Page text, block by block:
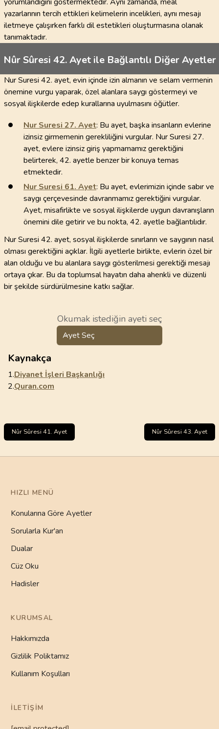
yazarlarının tercih ettikleri kelimelerin incelikleri, aynı mesajı
iletmeye çalışırken farklı dil estetikleri oluşturmasına olanak
tanımaktadır.
Nûr Sûresi 42. Ayet ile Bağlantılı Diğer Ayetler
Nur Suresi 42. ayet, evin içinde izin almanın ve selam vermenin
önemine vurgu yaparak, özel alanlara saygı göstermeyi ve
sosyal ilişkilerde edep kurallarına uyulmasını öğütler.
Nur Suresi 27. Ayet: Bu ayet, başka insanların evlerine
izinsiz girmemenin gerekliliğini vurgular. Nur Suresi 27.
ayet, evlere izinsiz giriş yapmamamız gerektiğini
belirterek, 42. ayetle benzer bir konuya temas
etmektedir.
Nur Suresi 61. Ayet: Bu ayet, evlerimizin içinde sabır ve
saygı çerçevesinde davranmamız gerektiğini vurgular.
Ayet, misafirlikte ve sosyal ilişkilerde uygun davranışların
önemini dile getirir ve bu nokta, 42. ayetle bağlantılıdır.
Nur Suresi 42. ayet, sosyal ilişkilerde sınırların ve saygının nasıl
olması gerektiğini açıklar. İlgili ayetlerle birlikte, evlerin özel bir
alan olduğu ve bu alanlara saygı gösterilmesi gerektiği mesajı
ortaya çıkar. Bu da toplumsal hayatın daha ahenkli ve düzenli
bir şekilde sürdürülmesine katkı sağlar.
Okumak istediğin ayeti seç
Ayet Seç
Kaynakça
1.Diyanet İşleri Başkanlığı
2.Quran.com
Nûr Sûresi 41. Ayet Nûr Sûresi 43. Ayet
HIZLI MENÜ
Konularına Göre Ayetler
Sorularla Kur'an
Dualar
Cüz Oku
Hadisler
KURUMSAL
Hakkımızda
Gizlilik Poliktamız
Kullanım Koşulları
İLETIŞIM